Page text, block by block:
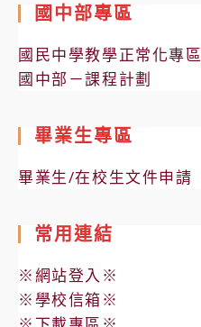
國中部專區
國民中學教學正常化專區
國中部－課程計劃
畢業生專區
畢業生/在校生文件申請
常用連結
※網站登入※
※學校信箱※